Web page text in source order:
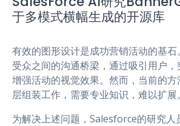
e b
o
t
e
l g
r
s
A
e
n
r
于多模式横幅生成的开源库
有效的图形设计是成功营销活动的基
受众之间的沟通桥梁，通过吸引用户
增强活动的视觉效果。然而，当前的
层组装工作，需要专业知识，难以扩展。
为解决上述问题，Salesforce的研究人